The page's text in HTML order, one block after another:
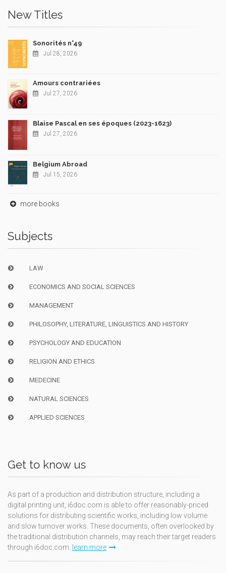
New Titles
Sonorités n°49
Jul 28, 2026
Amours contrariées
Jul 27, 2026
Blaise Pascal en ses époques (2023-1623)
Jul 27, 2026
Belgium Abroad
Jul 15, 2026
more books
Subjects
LAW
ECONOMICS AND SOCIAL SCIENCES
MANAGEMENT
PHILOSOPHY, LITERATURE, LINGUISTICS AND HISTORY
PSYCHOLOGY AND EDUCATION
RELIGION AND ETHICS
MEDECINE
NATURAL SCIENCES
APPLIED SCIENCES
Get to know us
As part of a production and distribution structure, including a
digital printing unit, i6doc.com is able to offer reasonably-priced
solutions for distributing scientific works, including low volume
and slow turnover works. These documents, often overlooked by
the traditional distribution channels, may reach their target readers
through i6doc.com. learn more